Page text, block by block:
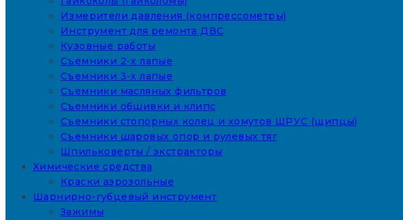
Измерители давления (компрессометры)
Инструмент для ремонта ДВС
Кузовные работы
Съемники 2-х лапые
Съемники 3-х лапые
Съемники масляных фильтров
Съемники обшивки и клипс
Съемники стопорных колец и хомутов ШРУС (щипцы)
Съемники шаровых опор и рулевых тяг
Шпильковерты / экстракторы
Химические средства
Краски аэрозольные
Шарнирно-губцевый инструмент
Зажимы